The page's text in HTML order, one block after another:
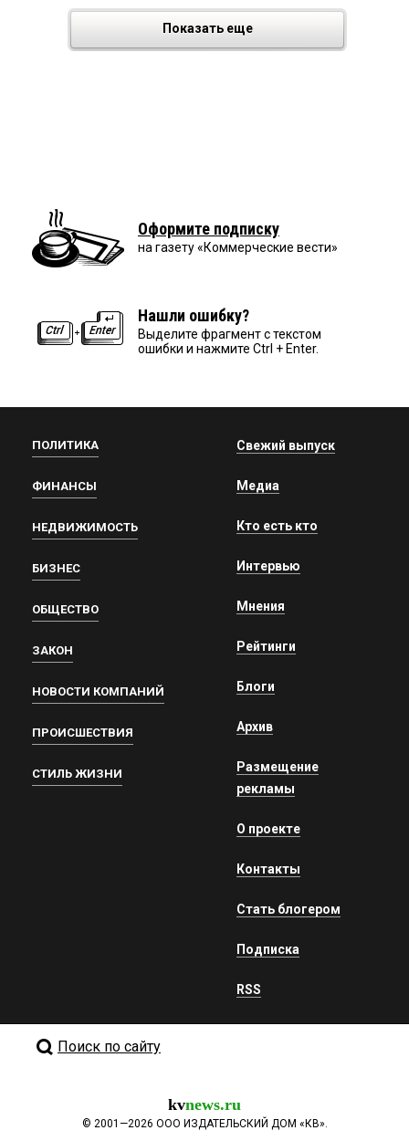
Показать еще
Оформите подписку
на газету «Коммерческие вести»
Нашли ошибку?
Выделите фрагмент с текстом
ошибки и нажмите Ctrl + Enter.
ПОЛИТИКА
ФИНАНСЫ
НЕДВИЖИМОСТЬ
БИЗНЕС
ОБЩЕСТВО
ЗАКОН
НОВОСТИ КОМПАНИЙ
ПРОИСШЕСТВИЯ
СТИЛЬ ЖИЗНИ
Свежий выпуск
Медиа
Кто есть кто
Интервью
Мнения
Рейтинги
Блоги
Архив
Размещение
рекламы
О проекте
Контакты
Стать блогером
Подписка
RSS
Поиск по сайту
kvnews.ru
© 2001—2026 ООО ИЗДАТЕЛЬСКИЙ ДОМ «КВ».